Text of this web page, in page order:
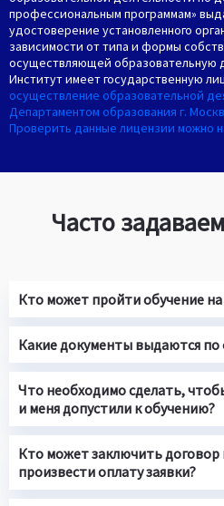
профессиональным программам»
удостоверение установленного
зависимости от типа и формы
осуществляющей образовательную
Институт имеет государственную
осуществление образовательной
Департаментом образования г.
Проверить данные лицензии можно
Часто
Кто может пройти обучение на
Какие документы выдаются по
Что необходимо сделать,
и меня допустили к обучению?
Кто может заключить договор
произвести оплату заявки?